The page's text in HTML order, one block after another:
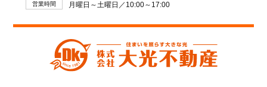
営業時間 月曜日～土曜日／10:00～17:00